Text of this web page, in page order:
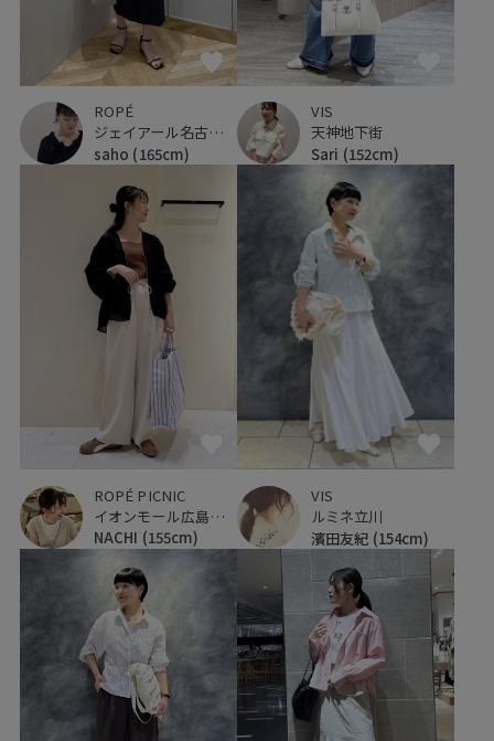
ROPÉ
ジェイアール名古屋タカシマヤ
saho (165cm)
VIS
天神地下街
Sari (152cm)
ROPÉ PICNIC
イオンモール広島府中
NACHI (155cm)
VIS
ルミネ立川
濱田友紀 (154cm)